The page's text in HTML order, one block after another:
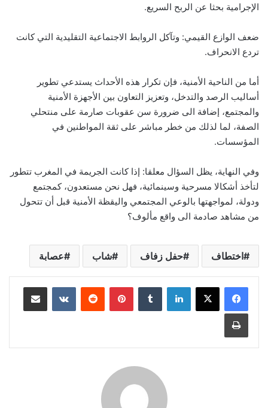
الإجرامية بحثا عن الربح السريع.
ضعف الوازع القيمي: وتآكل الروابط الاجتماعية التقليدية التي كانت
تردع الانحراف.
أما من الناحية الأمنية، فإن تكرار هذه الأحداث يستدعي تطوير
أساليب الرصد والتدخل، وتعزيز التعاون بين الأجهزة الأمنية
والمجتمع، إضافة الى ضرورة سن عقوبات صارمة على منتحلي
الصفة، لما لذلك من خطر مباشر على ثقة المواطنين في
المؤسسات.
وفي النهاية، يظل السؤال معلقا: إذا كانت الجريمة في المغرب تتطور
لتأخذ أشكالا مسرحية وسينمائية، فهل نحن مستعدون، كمجتمع
ودولة، لمواجهتها بالوعي المجتمعي واليقظة الأمنية قبل أن تتحول
من مشاهد صادمة الى واقع مألوف؟
اختطاف حفل زفاف شاب عصابة
لينكدإن بينتيريست مشاركة عبر البريد
طباعة